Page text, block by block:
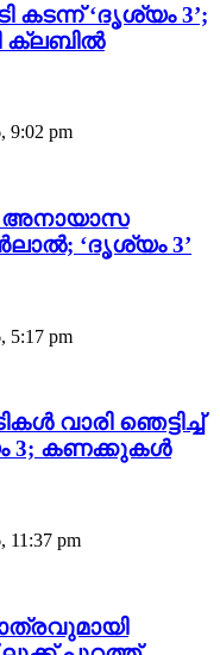
കടന്ന് ‘ദൃശ്യം 3’;
ക്ലബിൽ
9:02 pm
അനായാസ
‘ദൃശ്യം 3’
5:17 pm
വാരി ഞെട്ടിച്ച്
3; കണക്കുകൾ
11:37 pm